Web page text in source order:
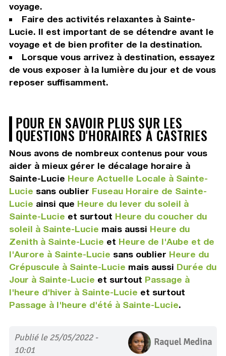
voyage.
Faire des activités relaxantes à Sainte-
Lucie. Il est important de se détendre avant le
voyage et de bien profiter de la destination.
Lorsque vous arrivez à destination, essayez
de vous exposer à la lumière du jour et de vous
reposer suffisamment.
POUR EN SAVOIR PLUS SUR LES
QUESTIONS D'HORAIRES À CASTRIES
Nous avons de nombreux contenus pour vous
aider à mieux gérer le décalage horaire à
Sainte-Lucie Heure Actuelle Locale à Sainte-
Lucie sans oublier Fuseau Horaire de Sainte-
Lucie ainsi que Heure du lever du soleil à
Sainte-Lucie et surtout Heure du coucher du
soleil à Sainte-Lucie mais aussi Heure du
Zenith à Sainte-Lucie et Heure de l'Aube et de
l'Aurore à Sainte-Lucie sans oublier Heure du
Crépuscule à Sainte-Lucie mais aussi Durée du
Jour à Sainte-Lucie et surtout Passage à
l'heure d'hiver à Sainte-Lucie et surtout
Passage à l'heure d'été à Sainte-Lucie.
Publié le 25/05/2022 -
10:01
Raquel Medina